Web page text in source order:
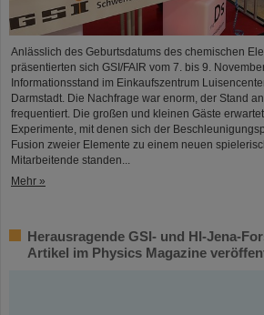
Anlässlich des Geburtsdatums des chemischen
präsentierten sich GSI/FAIR vom 7. bis 9.
Informationsstand im Einkaufszentrum
Darmstadt. Die Nachfrage war enorm, der Stand
frequentiert. Die großen und kleinen Gäste
Experimente, mit denen sich der
Fusion zweier Elemente zu einem neuen
Mitarbeitende standen...
Mehr »
Herausragende GSI- und HI-Jena-
Artikel im Physics Magazine